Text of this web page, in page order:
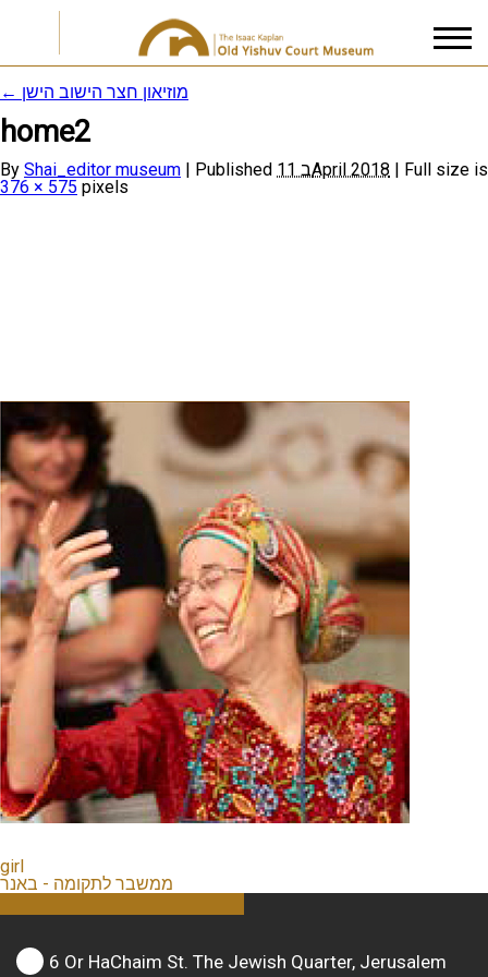
I accept the
← מוזיאון חצר הישוב הישן
home2
By Shai_editor museum | Published 11 בApril 2018 | Full size is
376 × 575 pixels
girl
ממשבר לתקומה - באנר
6 Or HaChaim St. The Jewish Quarter, Jerusalem